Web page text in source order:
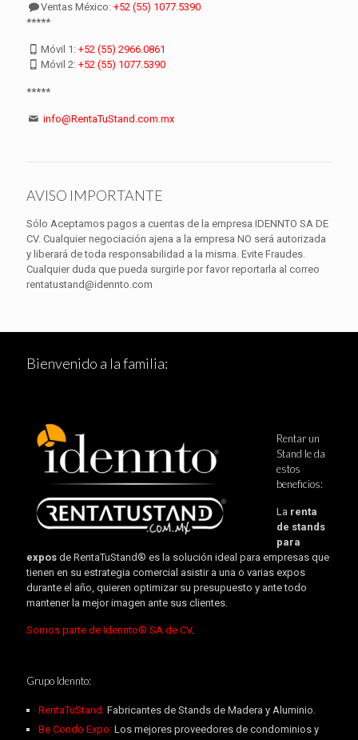
Ventas México:+52 (55) 1077.5390
*****
Móvil 1:+52 (55) 2966.0861
Móvil 2:+52 (55) 1077.5390
*****
info@RentaTuStand.com.mx
AVISO IMPORTANTE
Sólo Aceptamos pagos a cuentas de la empresa IDENNTO SA DE
CV. Cualquier negociación ajena a la empresa NO será autorizada
y liberará de toda responsabilidad a la misma. Evite Fraudes.
Cualquier duda que pueda surgirle por favor reportarla al correo
rentatustand@idennto.com
Bienvenido a la familia:
Rentar un
Stand le da
estos
beneficios:
La renta
de stands
para
expos de RentaTuStand® es la solución ideal para empresas que
tienen en su estrategia comercial asistir a una o varias expos
durante el año, quieren optimizar su presupuesto y ante todo
mantener la mejor imagen ante sus clientes.
Somos parte de Idennto® SA de CV.
Grupo Idennto:
RentaTuStand:Fabricantes de Stands de Madera y Aluminio.
Be Condo Expo: Los mejores proveedores de condominios y